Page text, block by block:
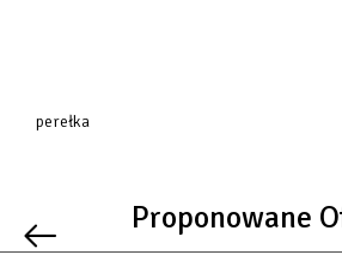
perełka
Proponowane